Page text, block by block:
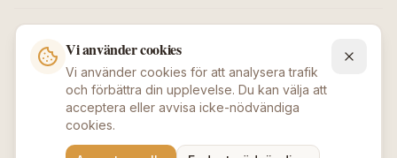
Vi använder cookies
Vi använder cookies för att analysera trafik
och förbättra din upplevelse. Du kan välja att
acceptera eller avvisa icke-nödvändiga
cookies.
Säkra betalningar
2026 Beauty Deluxe / Afroshopen.Alla rättigheter